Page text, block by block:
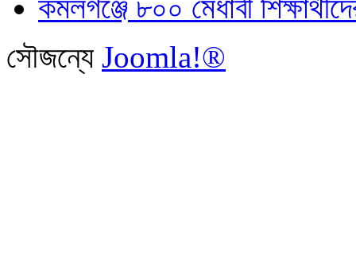
কমলগঞ্জে ৮০০ মেধাবী
সৌজন্যে Joomla!®